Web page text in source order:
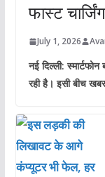
फास्ट
July 1, 2026
नई दिल्ली:
रही है। इसी बीच